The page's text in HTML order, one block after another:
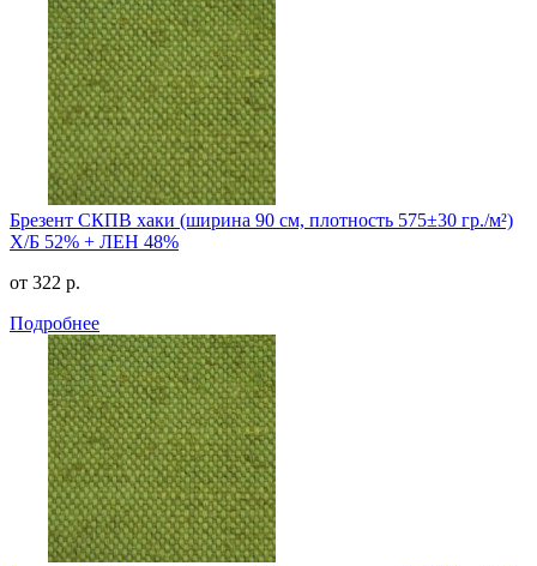
Брезент СКПВ хаки (ширина 90 см, плотность 575±30 гр./м²)
Х/Б 52% + ЛЕН 48%
от 322 р.
Подробнее